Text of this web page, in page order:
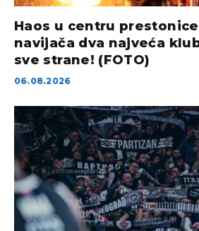
Haos u centru
navijača dva najveća
sve strane! (FOTO)
06.08.2026